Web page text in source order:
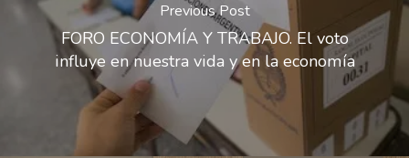
Previous Post
FORO ECONOMÍA Y TRABAJO. El voto
influye en nuestra vida y en la economía